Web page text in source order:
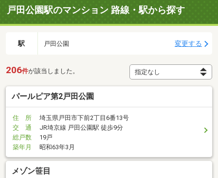
戸田公園駅のマンション 路線・駅から探す
駅 戸田公園 変更する
206件が該当しました。
パールピア第2戸田公園
住 所
埼玉県戸田市下前2丁目6番13号
交 通
JR埼京線 戸田公園駅 徒歩9分
総戸数
19戸
築年月
昭和63年3月
メゾン笹目